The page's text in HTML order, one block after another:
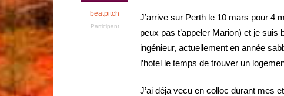
beatpitch
Participant
J’arrive sur Perth le 10 mars pour 4
peux pas t’appeler Marion) et je suis
ingénieur, actuellement en année
l’hotel le temps de trouver un
J’ai déja vecu en colloc durant mes